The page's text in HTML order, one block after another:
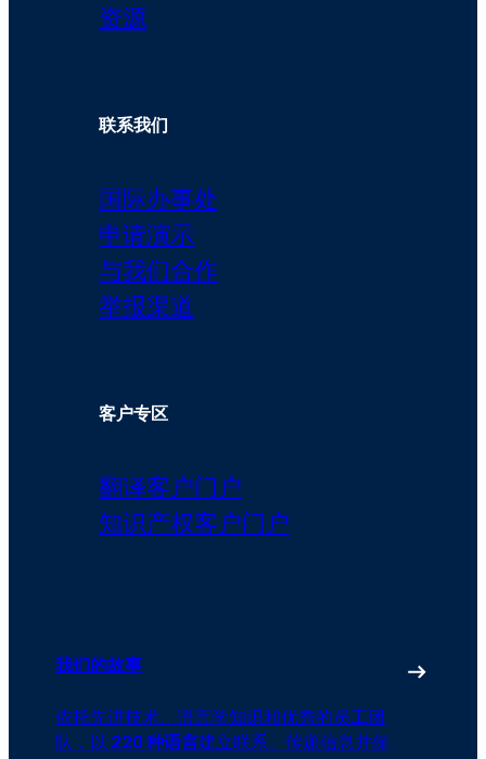
资源
联系我们
国际办事处
申请演示
与我们合作
举报渠道
客户专区
翻译客户门户
知识产权客户门户
我们的故事
依托先进技术、语言学知识和优秀的员工团
队，以220 种语言建立联系、传递信息并保